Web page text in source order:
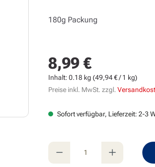
180g Packung
Regulärer Preis:
8,99 €
Inhalt:0.18 kg(49,94 € / 1 kg)
Preise inkl. MwSt. zzgl.
Sofort verfügbar, Lieferzeit: 2-3
Produkt Anzahl: